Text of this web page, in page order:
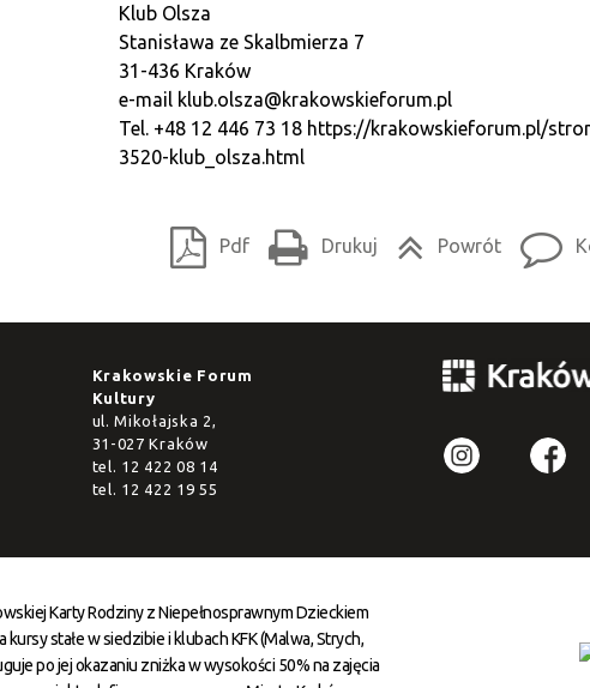
Klub Olsza
Stanisława ze Skalbmierza 7
31-436 Kraków
e-mail klub.olsza@krakowskieforum.pl
Tel. +48 12 446 73 18 https://krakowskieforum.pl/
3520-klub_olsza.html
Pdf Drukuj Powrót
Krakowskie Forum
Kultury
ul. Mikołajska 2,
31-027 Kraków
tel. 12 422 08 14
tel. 12 422 19 55
Karty Rodziny z Niepełnosprawnym Dzieckiem
stałe w siedzibie i klubach KFK (Malwa, Strych,
po jej okazaniu zniżka w wysokości 50% na zajęcia